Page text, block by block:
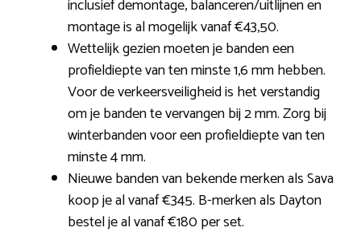
inclusief demontage, balanceren/uitlijnen en
montage is al mogelijk vanaf €43,50.
Wettelijk gezien moeten je banden een
profieldiepte van ten minste 1,6 mm hebben.
Voor de verkeersveiligheid is het verstandig
om je banden te vervangen bij 2 mm. Zorg bij
winterbanden voor een profieldiepte van ten
minste 4 mm.
Nieuwe banden van bekende merken als Sava
koop je al vanaf €345. B-merken als Dayton
bestel je al vanaf €180 per set.